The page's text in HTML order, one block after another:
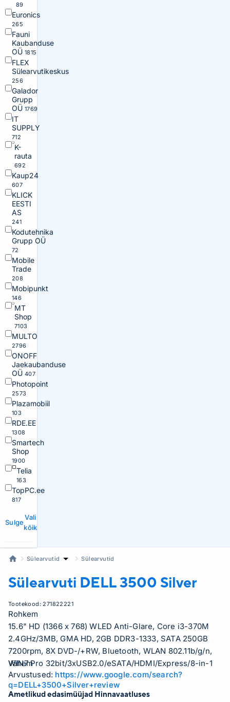
89
Euronics
265
Fauni
Kaubanduse
OÜ 1815
FLEX
Sülearvutikeskus
256
Galador
Grupp
OÜ 1769
IT
SUPPLY
712
K-
rauta
692
Kaup24
607
KLICK
EESTI
AS
241
Kodutehnika
Grupp OÜ
72
Mobile
Trade
208
Mobipunkt
146
MT
Shop
7103
MULTO
2796
ONOFF
Jaekaubanduse
OÜ 407
Photopoint
2573
Plazamobiil
103
RDE.EE
1308
Smartech
Shop
1900
Telia
163
TopPC.ee
817
Sulge
Vali
kõik
Sülearvutid Sülearvutid
Sülearvuti DELL3500 Silver
Tootekood:271822221
Rohkem
15.6" HD (1366 x 768) WLED Anti-Glare, Core i3-370M
2.4GHz/3MB, GMA HD, 2GB DDR3-1333, SATA 250GB
7200rpm, 8X DVD-/+RW, Bluetooth, WLAN 802.11b/g/n,
WIN7 Pro 32bit/3xUSB2.0/eSATA/HDMI/Express/8-in-1
Card reader/Camera 2.0M/6 cell batt/2.4kg/Eng/Rus kbd
Vähem
Arvustused: https://www.google.com/search?
q=DELL+3500+Silver+review
Ametlikud edasimüüjad Hinnavaatluses